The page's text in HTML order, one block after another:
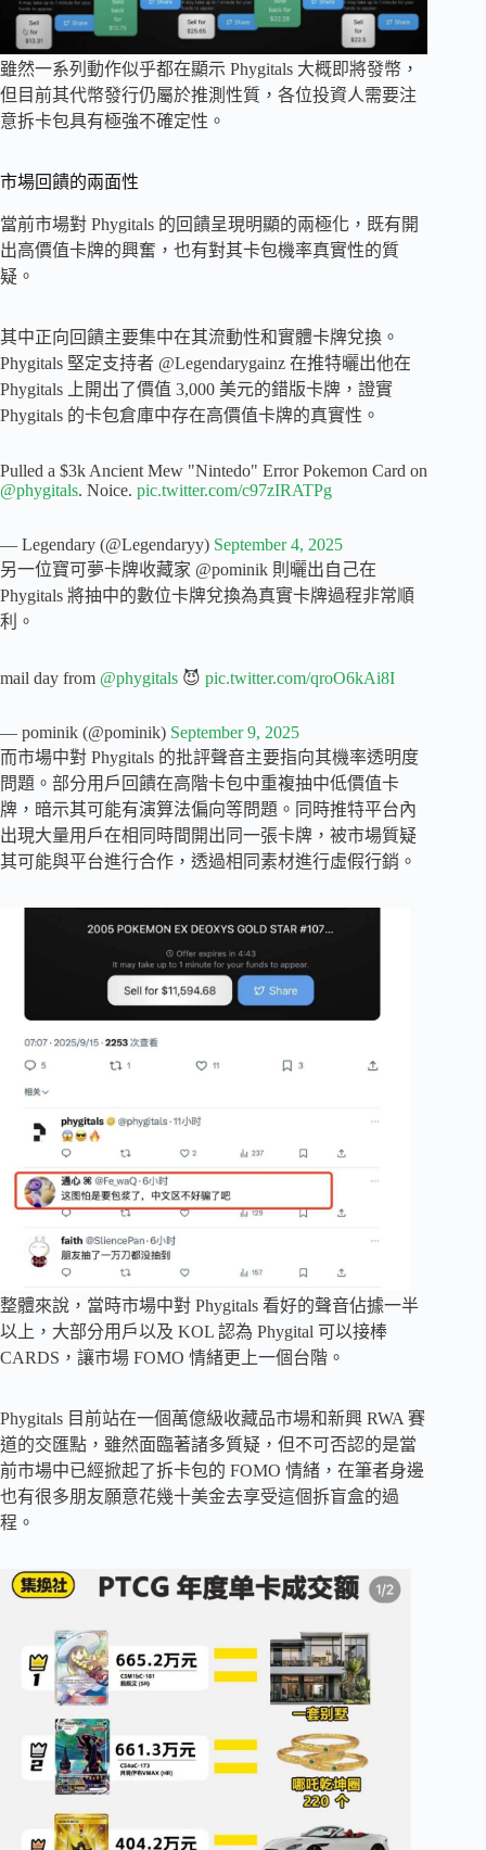
雖然一系列動作似乎都在顯示 Phygitals 大概即將發幣，
但目前其代幣發行仍屬於推測性質，各位投資人需要注
意拆卡包具有極強不確定性。
市場回饋的兩面性
當前市場對 Phygitals 的回饋呈現明顯的兩極化，既有開
出高價值卡牌的興奮，也有對其卡包機率真實性的質
疑。
其中正向回饋主要集中在其流動性和實體卡牌兌換。
Phygitals 堅定支持者 @Legendarygainz 在推特曬出他在
Phygitals 上開出了價值 3,000 美元的錯版卡牌，證實
Phygitals 的卡包倉庫中存在高價值卡牌的真實性。
Pulled a $3k Ancient Mew "Nintedo" Error Pokemon Card on
@phygitals. Noice. pic.twitter.com/c97zIRATPg
— Legendary (@Legendaryy) September 4, 2025
另一位寶可夢卡牌收藏家 @pominik 則曬出自己在
Phygitals 將抽中的數位卡牌兌換為真實卡牌過程非常順
利。
mail day from @phygitals 😈 pic.twitter.com/qroO6kAi8I
— pominik (@pominik) September 9, 2025
而市場中對 Phygitals 的批評聲音主要指向其機率透明度
問題。部分用戶回饋在高階卡包中重複抽中低價值卡
牌，暗示其可能有演算法偏向等問題。同時推特平台內
出現大量用戶在相同時間開出同一張卡牌，被市場質疑
其可能與平台進行合作，透過相同素材進行虛假行銷。
整體來說，當時市場中對 Phygitals 看好的聲音佔據一半
以上，大部分用戶以及 KOL 認為 Phygital 可以接棒
CARDS，讓市場 FOMO 情緒更上一個台階。
Phygitals 目前站在一個萬億級收藏品市場和新興 RWA 賽
道的交匯點，雖然面臨著諸多質疑，但不可否認的是當
前市場中已經掀起了拆卡包的 FOMO 情緒，在筆者身邊
也有很多朋友願意花幾十美金去享受這個拆盲盒的過
程。